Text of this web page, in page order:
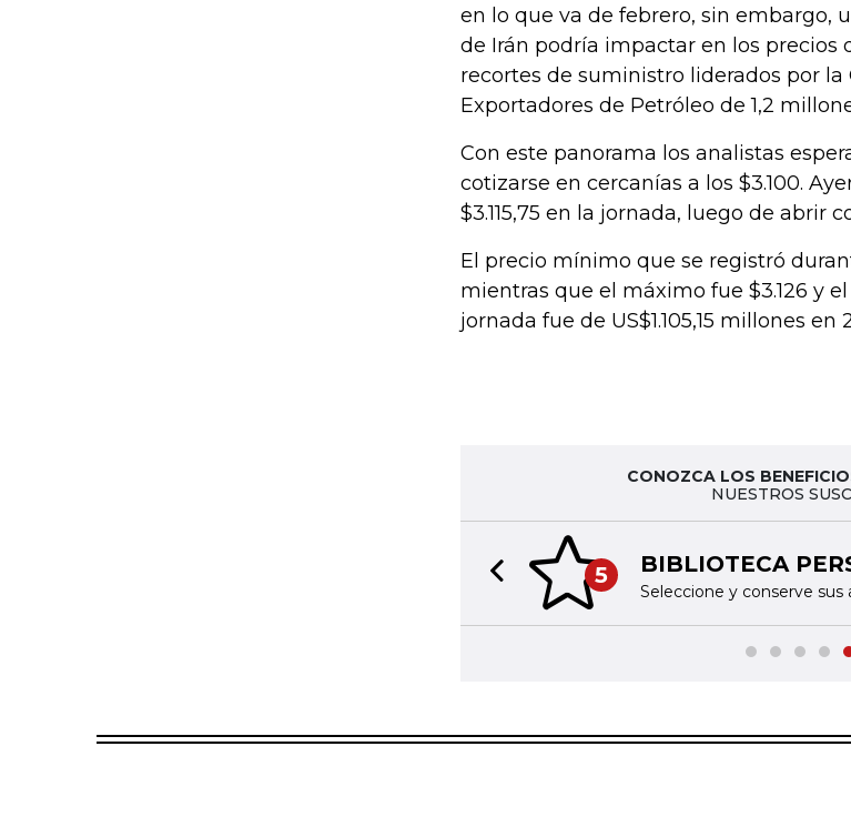
en lo que va de febrero, sin embargo,
de Irán podría impactar en los precios
recortes de suministro liderados por la
Exportadores de Petróleo de 1,2
Con este panorama los analistas
cotizarse en cercanías a los $3.100.
$3.115,75 en la jornada, luego de abrir
El precio mínimo que se registró
mientras que el máximo fue $3.126 y
jornada fue de US$1.105,15 millones en
CONOZCA LOS
NUESTROS
5 BIBLIOTECA
Seleccione y conserve sus
Previous slide